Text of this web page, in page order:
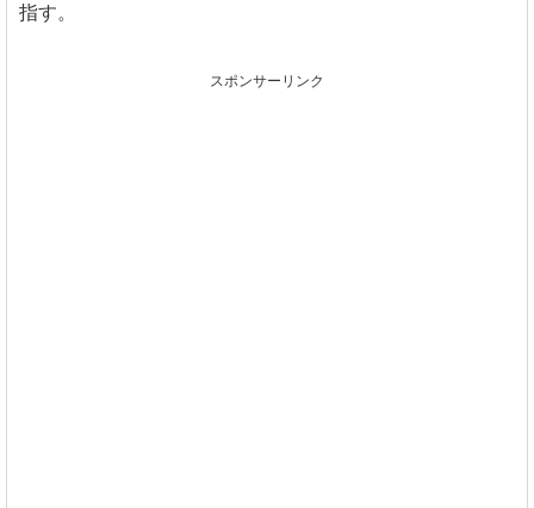
指す。
スポンサーリンク